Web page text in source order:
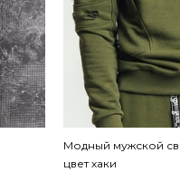
Модный мужской
цвет хаки